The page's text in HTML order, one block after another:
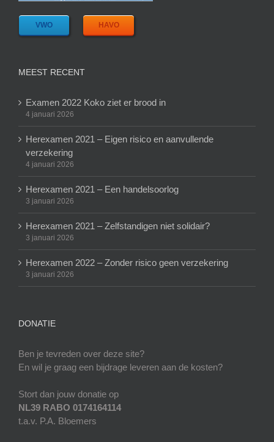
VWO HAVO
MEEST RECENT
Examen 2022 Koko ziet er brood in
4 januari 2026
Herexamen 2021 – Eigen risico en aanvullende
verzekering
4 januari 2026
Herexamen 2021 – Een handelsoorlog
3 januari 2026
Herexamen 2021 – Zelfstandigen niet solidair?
3 januari 2026
Herexamen 2022 – Zonder risico geen verzekering
3 januari 2026
DONATIE
Ben je tevreden over deze site?
En wil je graag een bijdrage leveren aan de kosten?
Stort dan jouw donatie op
NL39 RABO 0174164114
t.a.v. P.A. Bloemers